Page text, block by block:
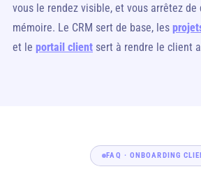
vous le rendez visible, et vous arrêtez de
mémoire. Le CRM sert de base, les
et le portail client sert à rendre le client
FAQ · ONBOARDING